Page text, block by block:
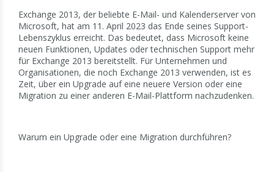
Exchange 2013, der beliebte E-Mail- und Kalenderserver von
Microsoft, hat am 11. April 2023 das Ende seines Support-
Lebenszyklus erreicht. Das bedeutet, dass Microsoft keine
neuen Funktionen, Updates oder technischen Support mehr
für Exchange 2013 bereitstellt. Für Unternehmen und
Organisationen, die noch Exchange 2013 verwenden, ist es
Zeit, über ein Upgrade auf eine neuere Version oder eine
Migration zu einer anderen E-Mail-Plattform nachzudenken.
Warum ein Upgrade oder eine Migration durchführen?